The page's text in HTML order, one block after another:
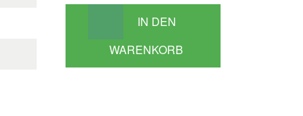
IN DEN
WARENKORB